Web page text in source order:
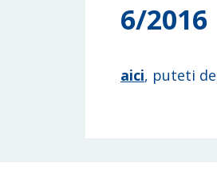
6/2016
aici, puteti